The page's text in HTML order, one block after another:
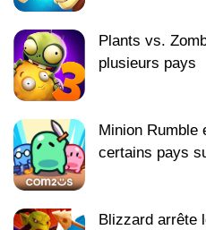
Plants vs.
plusieurs pays
Minion Rumble
certains pays
Blizzard arrête